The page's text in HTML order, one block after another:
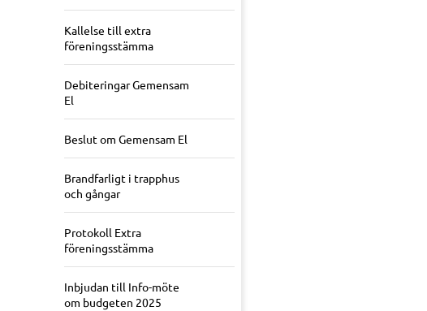
Kallelse till extra
föreningsstämma
Debiteringar Gemensam
El
Beslut om Gemensam El
Brandfarligt i trapphus
och gångar
Protokoll Extra
föreningsstämma
Inbjudan till Info-möte
om budgeten 2025